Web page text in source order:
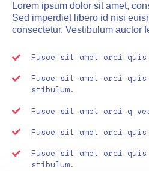
Lorem ipsum dolor sit amet,
Sed imperdiet libero id nisi
consectetur. Vestibulum auctor
Fusce sit amet orci quis
Fusce sit amet orci quis
stibulum.
Fusce sit amet orci q
Fusce sit amet orci quis
Fusce sit amet orci quis
stibulum.